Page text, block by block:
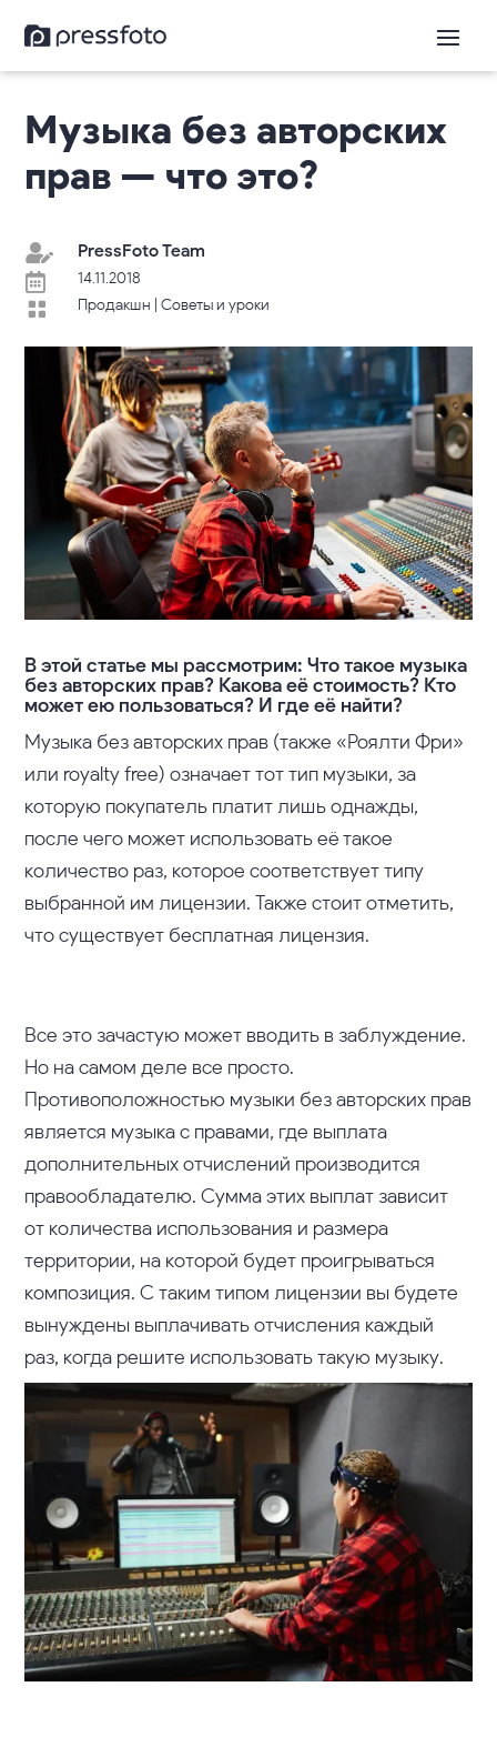
Музыка без авторских
прав — что это?
 PressFoto Team
 14.11.2018
 Продакшн Советы и уроки
В этой статье мы рассмотрим:Что такое музыка
без авторских прав? Какова её стоимость? Кто
может ею пользоваться? И где её найти?
Музыка без авторских прав (также «Роялти Фри»
или royalty free) означает тот тип музыки, за
которую покупатель платит лишь однажды,
после чего может использовать её такое
количество раз, которое соответствует типу
выбранной им лицензии. Также стоит отметить,
что существует бесплатная лицензия.
Все это зачастую может вводить в заблуждение.
Но на самом деле все просто.
Противоположностью музыки без авторских прав
является музыка с правами, где выплата
дополнительных отчислений производится
правообладателю. Сумма этих выплат зависит
от количества использования и размера
территории, на которой будет проигрываться
композиция. С таким типом лицензии вы будете
вынуждены выплачивать отчисления каждый
раз, когда решите использовать такую музыку.